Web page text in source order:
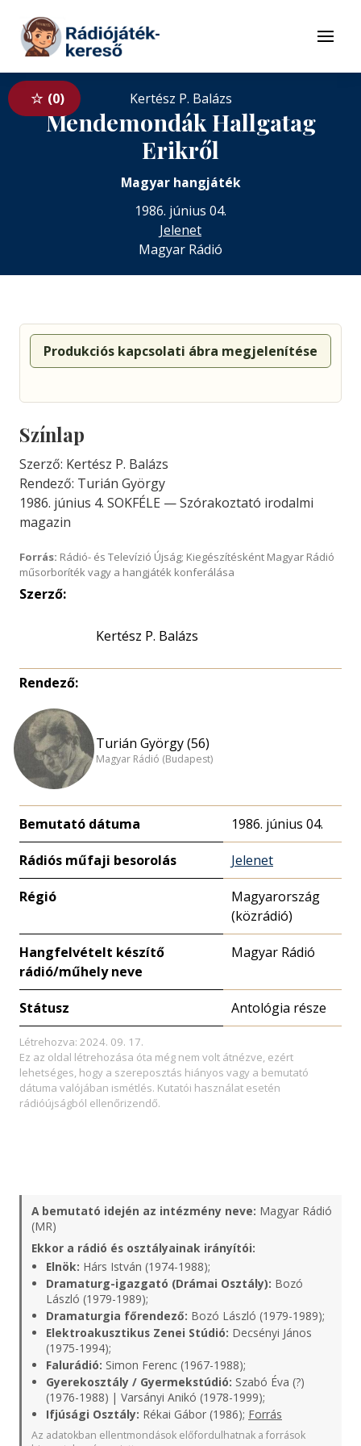
Tovább a tartalomhoz
Menü
0 Kertész P. Balázs
Mendemondák Hallgatag
Erikről
Magyar hangjáték
1986. június 04.
Jelenet
Magyar Rádió
Produkciós kapcsolati ábra megjelenítése
Színlap
Szerző: Kertész P. Balázs
Rendező: Turián György
1986. június 4. SOKFÉLE — Szórakoztató irodalmi
magazin
Forrás: Rádió- és Televízió Újság; Kiegészítésként Magyar Rádió
műsorboríték vagy a hangjáték konferálása
Szerző:
Kertész P. Balázs
Rendező:
Turián György (56)
Magyar Rádió (Budapest)
Bemutató dátuma 1986. június 04.
Rádiós műfaji besorolás Jelenet
Régió
Magyarország
(közrádió)
Hangfelvételt készítő
rádió/műhely neve
Magyar Rádió
Státusz Antológia része
Létrehozva: 2024. 09. 17.
Ez az oldal létrehozása óta még nem volt átnézve, ezért
lehetséges, hogy a szereposztás hiányos vagy a bemutató
dátuma valójában ismétlés. Kutatói használat esetén
rádióújságból ellenőrizendő.
A bemutató idején az intézmény neve: Magyar Rádió
(MR)
Ekkor a rádió és osztályainak irányítói:
Elnök: Hárs István (1974-1988);
Dramaturg-igazgató (Drámai Osztály): Bozó
László (1979-1989);
Dramaturgia főrendező: Bozó László (1979-1989);
Elektroakusztikus Zenei Stúdió: Decsényi János
(1975-1994);
Falurádió: Simon Ferenc (1967-1988);
Gyerekosztály / Gyermekstúdió: Szabó Éva (?)
(1976-1988) | Varsányi Anikó (1978-1999);
Ifjúsági Osztály: Rékai Gábor (1986); Forrás
Az adatokban ellentmondások előfordulhatnak a források